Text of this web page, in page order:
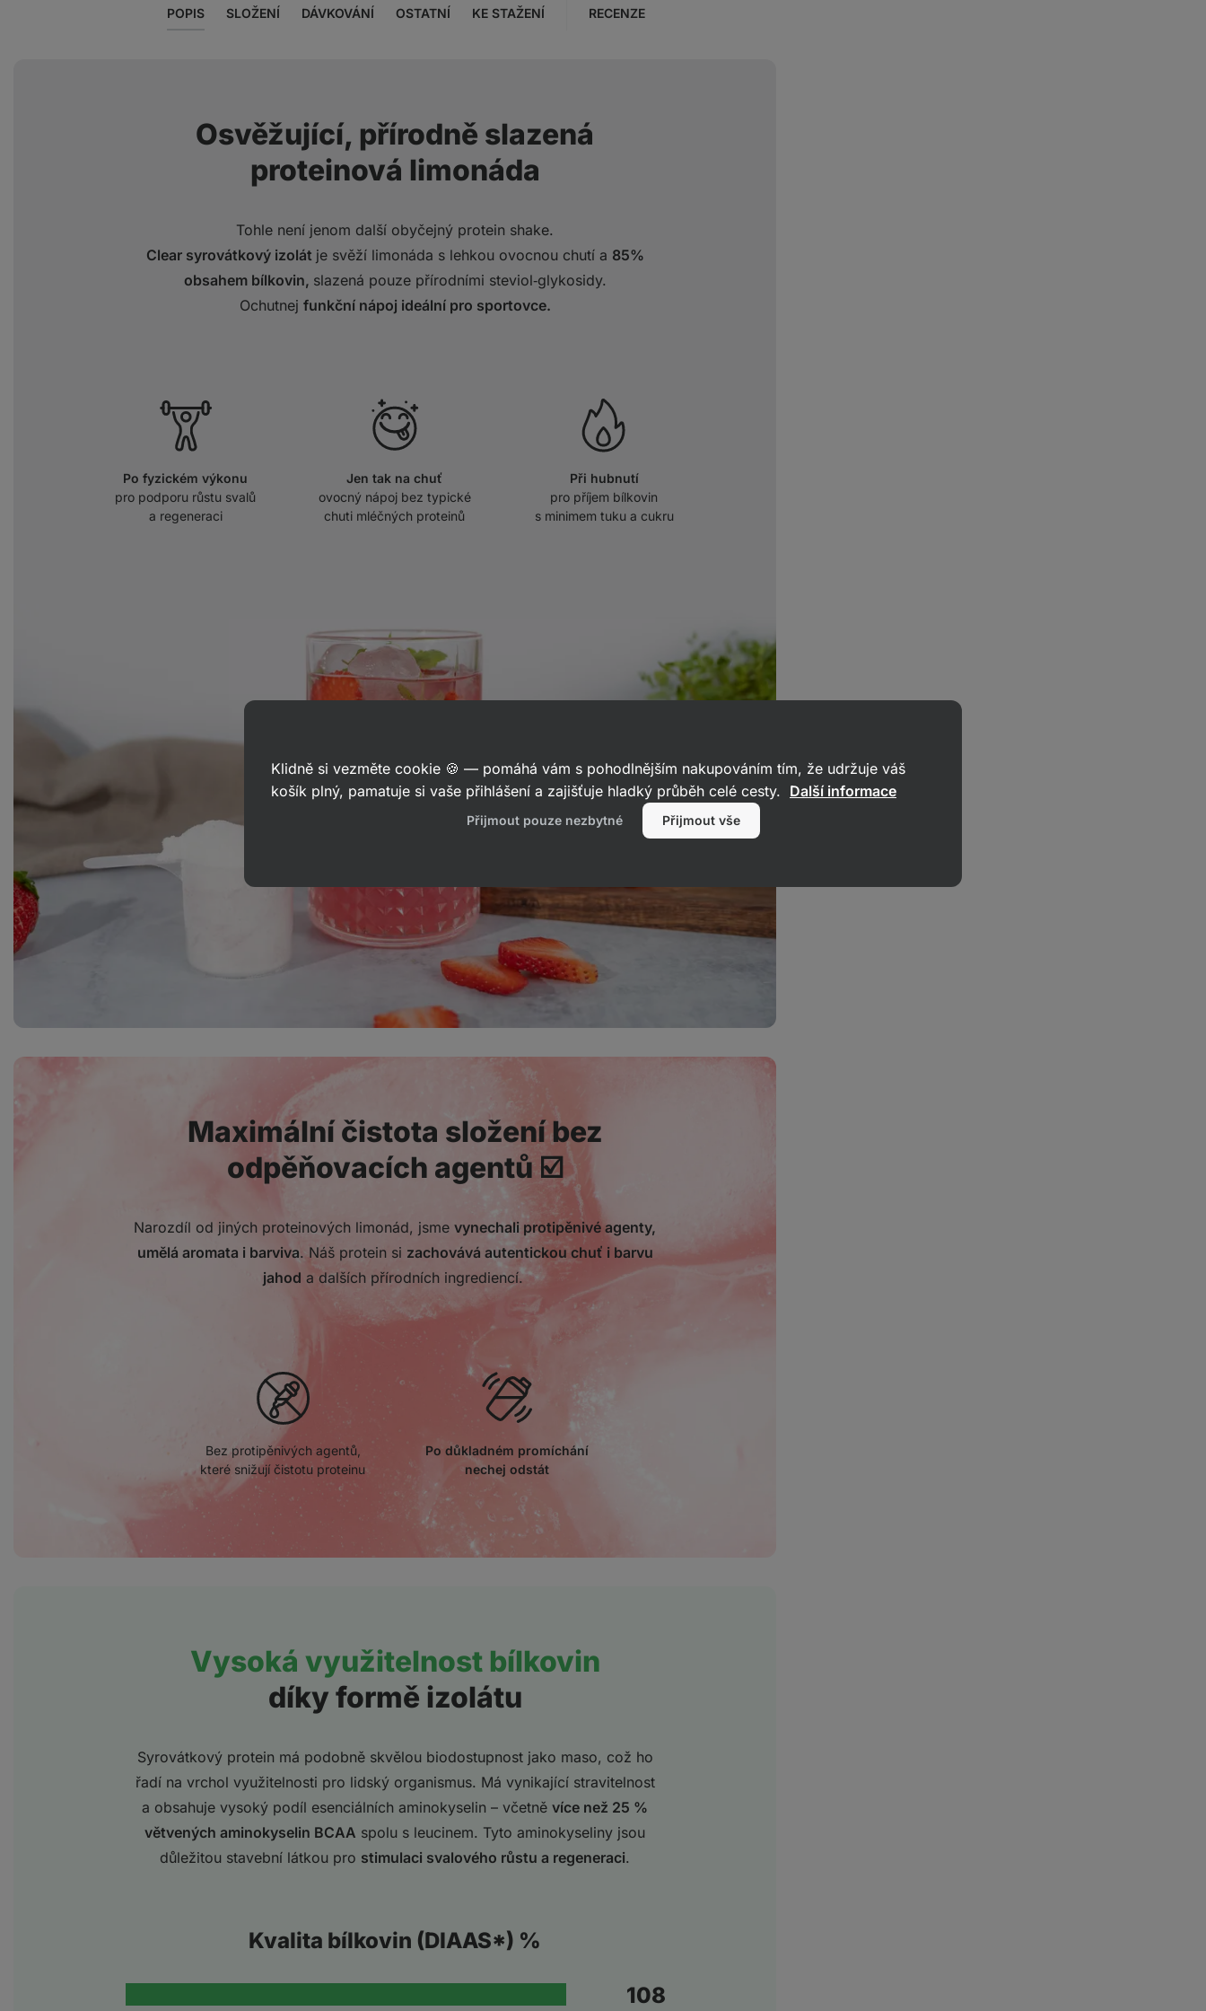
POPIS SLOŽENÍ DÁVKOVÁNÍ OSTATNÍ KE STAŽENÍ RECENZE
Osvěžující, přírodně slazená
proteinová limonáda
Tohle není jenom další obyčejný protein shake.
Clear syrovátkový izolát je svěží limonáda s lehkou ovocnou chutí a 85%
obsahem bílkovin, slazená pouze přírodními steviol‑glykosidy.
Ochutnej funkční nápoj ideální pro sportovce.
Po fyzickém výkonu
pro podporu růstu svalů
a regeneraci
Jen tak na chuť
ovocný nápoj bez typické
chuti mléčných proteinů
Při hubnutí
pro příjem bílkovin
s minimem tuku a cukru
Maximální čistota složení bez
odpěňovacích agentů ☑️
Narozdíl od jiných proteinových limonád, jsme vynechali protipěnivé agenty,
umělá aromata i barviva. Náš protein si zachovává autentickou chuť i barvu
jahod a dalších přírodních ingrediencí.
Bez protipěnivých agentů,
které snižují čistotu proteinu
Po důkladném promíchání
nechej odstát
Vysoká využitelnost bílkovin
díky formě izolátu
Syrovátkový protein má podobně skvělou biodostupnost jako maso, což ho
řadí na vrchol využitelnosti pro lidský organismus. Má vynikající stravitelnost
a obsahuje vysoký podíl esenciálních aminokyselin – včetně více než 25 %
větvených aminokyselin BCAA spolu s leucinem. Tyto aminokyseliny jsou
důležitou stavební látkou pro stimulaci svalového růstu a regeneraci.
Kvalita bílkovin (DIAAS*) %
110
Klidně si vezměte cookie 🍪 — pomáhá vám s pohodlnějším nakupováním tím, že udržuje váš
košík plný, pamatuje si vaše přihlášení a zajišťuje hladký průběh celé cesty. Další informace
Přijmout pouze nezbytné Přijmout vše